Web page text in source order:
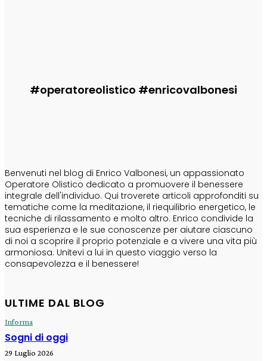
#operatoreolistico #enricovalbonesi
Benvenuti nel blog di Enrico Valbonesi, un appassionato
Operatore Olistico dedicato a promuovere il benessere
integrale dell'individuo. Qui troverete articoli approfonditi su
tematiche come la meditazione, il riequilibrio energetico, le
tecniche di rilassamento e molto altro. Enrico condivide la
sua esperienza e le sue conoscenze per aiutare ciascuno
di noi a scoprire il proprio potenziale e a vivere una vita più
armoniosa. Unitevi a lui in questo viaggio verso la
consapevolezza e il benessere!
ULTIME DAL BLOG
Informa
Sogni di oggi
29 Luglio 2026